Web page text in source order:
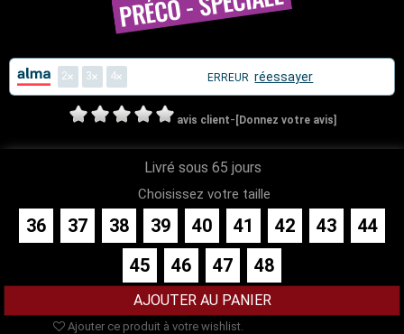
2 3 4 ERREUR réessayer
avis client- [Donnez votre avis]
Livré sous 65 jours
Choisissez votre taille
36 37 38 39 40 41 42 43
44
45
46 47 48
Ajouter ce produit à votre wishlist.